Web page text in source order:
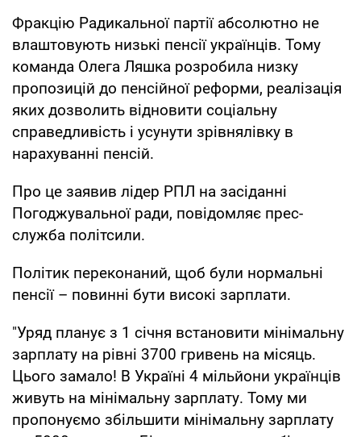
Фракцію Радикальної партії абсолютно не
влаштовують низькі пенсії українців. Тому
команда Олега Ляшка розробила низку
пропозицій до пенсійної реформи, реалізація
яких дозволить відновити соціальну
справедливість і усунути зрівнялівку в
нарахуванні пенсій.
Про це заявив лідер РПЛ на засіданні
Погоджувальної ради, повідомляє прес-
служба політсили.
Політик переконаний, щоб були нормальні
пенсії – повинні бути високі зарплати.
"Уряд планує з 1 січня встановити мінімальну
зарплату на рівні 3700 гривень на місяць.
Цього замало! В Україні 4 мільйони українців
живуть на мінімальну зарплату. Тому ми
пропонуємо збільшити мінімальну зарплату